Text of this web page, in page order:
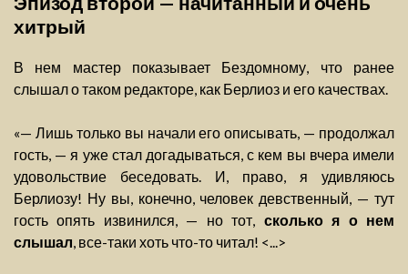
хитрый
В нем мастер показывает Бездомному, что ранее
слышал о таком редакторе, как Берлиоз и его качествах.
«— Лишь только вы начали его описывать, — продолжал
гость, — я уже стал догадываться, с кем вы вчера имели
удовольствие беседовать. И, право, я удивляюсь
Берлиозу! Ну вы, конечно, человек девственный, — тут
гость опять извинился, — но тот, сколько я о нем
слышал, все-таки хоть что-то читал! <...>